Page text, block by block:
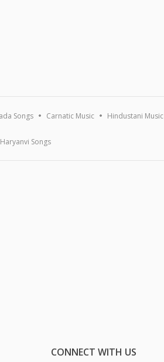
Songs Carnatic Music Hindustani Music
Haryanvi Songs
CONNECT WITH US